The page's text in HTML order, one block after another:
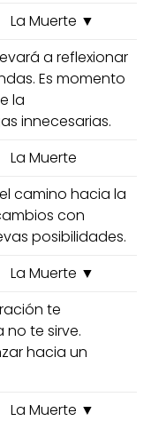
La Muerte ▼
a reflexionar
Es momento
la
innecesarias.
La Muerte
camino hacia la
con
posibilidades.
La Muerte ▼
te
te sirve.
hacia un
La Muerte ▼